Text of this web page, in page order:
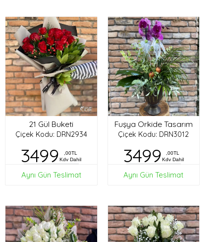
21 Gül Buketi
Çiçek Kodu: DRN2934
3499
,00TL
Kdv Dahil
Aynı Gün Teslimat
Fuşya Orkide Tasarım
Çiçek Kodu: DRN3012
3499
,00TL
Kdv Dahil
Aynı Gün Teslimat